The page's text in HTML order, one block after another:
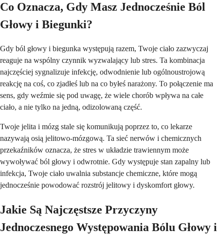
Co Oznacza, Gdy Masz Jednocześnie Ból
Głowy i Biegunki?
Gdy ból głowy i biegunka występują razem, Twoje ciało zazwyczaj
reaguje na wspólny czynnik wyzwalający lub stres. Ta kombinacja
najczęściej sygnalizuje infekcję, odwodnienie lub ogólnoustrojową
reakcję na coś, co zjadłeś lub na co byłeś narażony. To połączenie ma
sens, gdy weźmie się pod uwagę, że wiele chorób wpływa na całe
ciało, a nie tylko na jedną, odizolowaną część.
Twoje jelita i mózg stale się komunikują poprzez to, co lekarze
nazywają osią jelitowo-mózgową. Ta sieć nerwów i chemicznych
przekaźników oznacza, że stres w układzie trawiennym może
wywoływać ból głowy i odwrotnie. Gdy występuje stan zapalny lub
infekcja, Twoje ciało uwalnia substancje chemiczne, które mogą
jednocześnie powodować rozstrój jelitowy i dyskomfort głowy.
Jakie Są Najczęstsze Przyczyny
Jednoczesnego Występowania Bólu Głowy i